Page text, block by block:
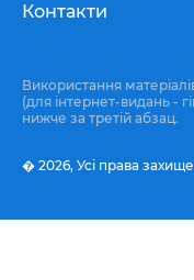
Контакти
Використання
(для інтернет-видань -
нижче за третій абзац.
� 2026, Усі права